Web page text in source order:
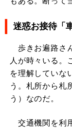
迷惑お接待「
歩きお遍路さ
人が時々いる。
を理解していな
う。札所から札
う）なのだ。
交通機関を利